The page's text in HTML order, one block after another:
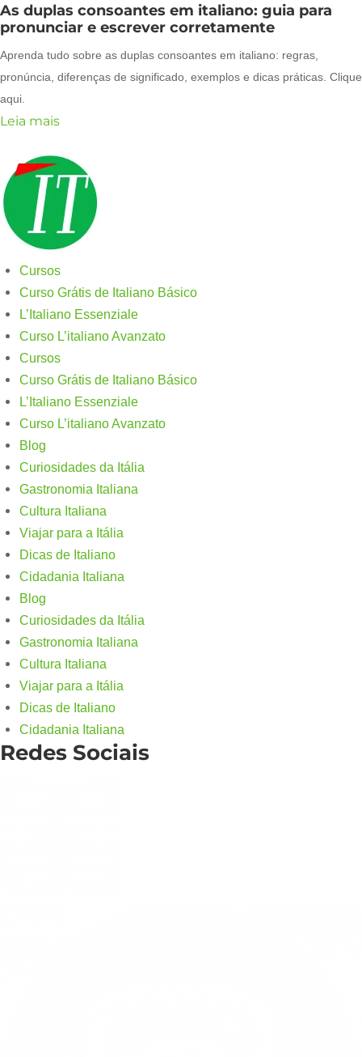
As duplas consoantes em italiano: guia para
pronunciar e escrever corretamente
Aprenda tudo sobre as duplas consoantes em italiano: regras,
pronúncia, diferenças de significado, exemplos e dicas práticas. Clique
aqui.
Leia mais
Cursos
Curso Grátis de Italiano Básico​
L’Italiano Essenziale
Curso L’italiano Avanzato
Cursos
Curso Grátis de Italiano Básico​
L’Italiano Essenziale
Curso L’italiano Avanzato
Blog
Curiosidades da Itália
Gastronomia Italiana
Cultura Italiana
Viajar para a Itália
Dicas de Italiano
Cidadania Italiana
Blog
Curiosidades da Itália
Gastronomia Italiana
Cultura Italiana
Viajar para a Itália
Dicas de Italiano
Cidadania Italiana
Redes Sociais